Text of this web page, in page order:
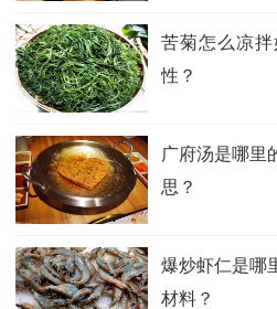
苦菊怎么凉
性？
广府汤是哪里
思？
爆炒虾仁是哪
材料？